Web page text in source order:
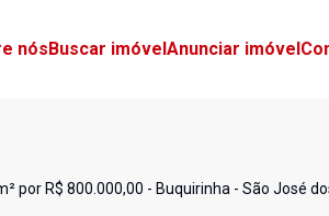
nósBuscar imóvelAnunciar imóvel
por R$ 800.000,00 - Buquirinha - São José